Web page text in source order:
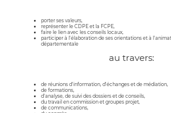
porter ses valeurs,
représenter le CDPE et la FCPE,
faire le lien avec les conseils locaux,
participer à l'élaboration de ses orientations et à
départementale
au travers:
de réunions d'information, d'échanges et de médiation,
de formations,
d'analyse, de suivi des dossiers et de conseils,
du travail en commission et groupes projet,
de communications,